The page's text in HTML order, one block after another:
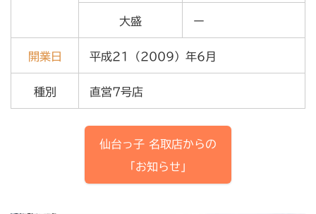
大盛 ー
開業日 平成21（2009）年6月
種別 直営7号店
仙台っ子 名取店からの
お知らせ 」